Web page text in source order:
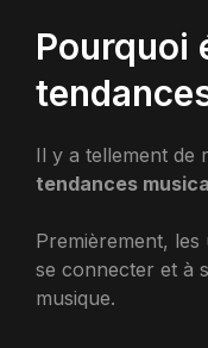
Pourquoi
Il y a tellement de
tendances
Premièrement,
se connecter et à
musique.